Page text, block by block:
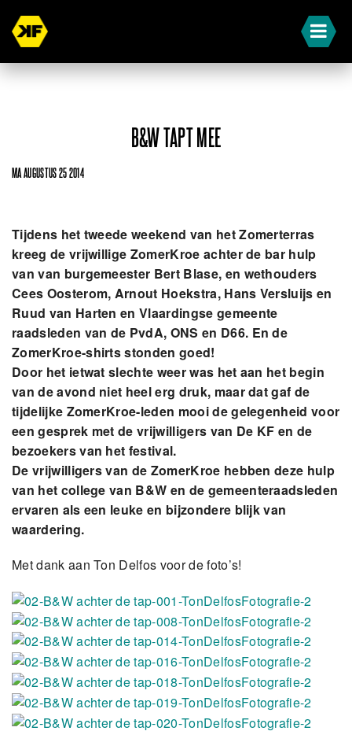
B&W TAPT MEE
MA AUGUSTUS 25 2014
Tijdens het tweede weekend van het Zomerterras
kreeg de vrijwillige ZomerKroe achter de bar hulp
van van burgemeester Bert Blase, en wethouders
Cees Oosterom, Arnout Hoekstra, Hans Versluijs en
Ruud van Harten en Vlaardingse gemeente
raadsleden van de PvdA, ONS en D66. En de
ZomerKroe-shirts stonden goed!
Door het ietwat slechte weer was het aan het begin
van de avond niet heel erg druk, maar dat gaf de
tijdelijke ZomerKroe-leden mooi de gelegenheid voor
een gesprek met de vrijwilligers van De KF en de
bezoekers van het festival.
De vrijwilligers van de ZomerKroe hebben deze hulp
van het college van B&W en de gemeenteraadsleden
ervaren als een leuke en bijzondere blijk van
waardering.
Met dank aan Ton Delfos voor de foto’s!